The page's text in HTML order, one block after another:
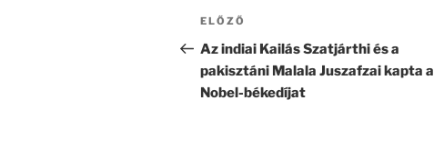
Bejegyzés
navigáció
Korábbi
bejegyzés
ELŐZŐ
Az indiai Kailás Szatjárthi és a
pakisztáni Malala Juszafzai kapta a
Nobel-békedíjat